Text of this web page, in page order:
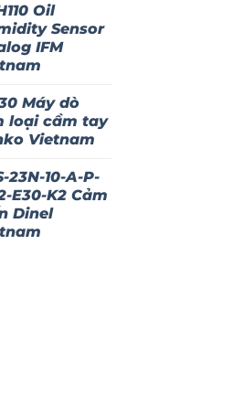
Oil
Sensor
IFM
Máy dò
loại cầm tay
Vietnam
23N-10-A-P-
E30-K2 Cảm
Dinel